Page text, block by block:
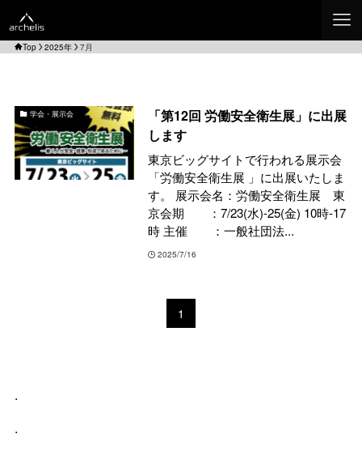
Top 2025年 7月
学会・展示会
「第12回 労働安全衛生展」に出展
します
東京ビッグサイトで行われる展示会
「労働安全衛生展 」に出展いたしま
す。 展示会名：労働安全衛生展 東
京会期 ：7/23(水)-25(金) 10時-17
時 主催 ：一般社団法...
2025/7/16
1
.
.